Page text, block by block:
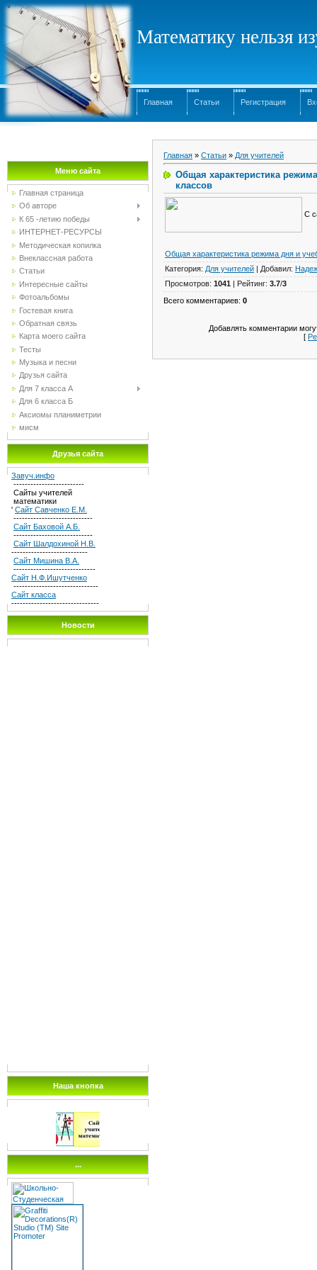
Математику нельзя
Главная Статьи Регистрация
Меню сайта
Главная страница
Об авторе
К 65 -летию победы
ИНТЕРНЕТ-РЕСУРСЫ
Методическая копилка
Внеклассная работа
Статьи
Интересные сайты
Фотоальбомы
Гостевая книга
Обратная связь
Карта моего сайта
Тесты
Музыка и песни
Друзья сайта
Для 7 класса А
Для 6 класса Б
Аксиомы планиметрии
мисм
Друзья сайта
Завуч.инфо
-------------------------
Сайты учителей
математики
' Сайт Савченко Е.М.
----------------------------
Сайт Баховой А.Б.
----------------------------
Сайт Шалдохиной Н.В.
---------------------------
Сайт Мишина В.А.
-----------------------------
Сайт Н.Ф.Ишутченко
------------------------------
Сайт класса
-------------------------------
Новости
Наша кнопка
...
Главная » Статьи » Для учителей
Общая характеристика
классов
С
Общая характеристика режима дня и
Категория: Для учителей | Добавил:
Просмотров: 1041 | Рейтинг: 3.7/3
Всего комментариев: 0
Добавлять комментарии
[